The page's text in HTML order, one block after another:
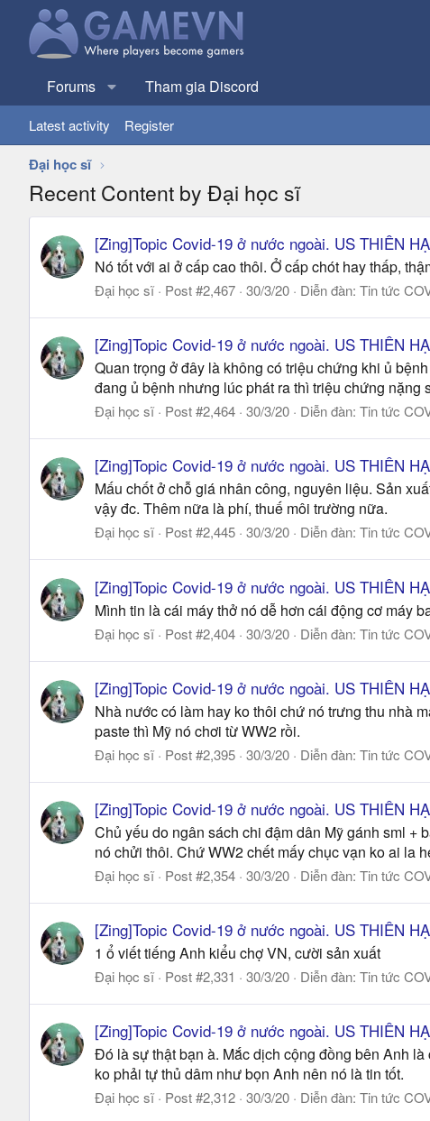
Forums Tham gia Discord
Latest activity Register
Đại học sĩ
Recent Content by Đại học sĩ
[Zing]Topic Covid-19 ở nước ngoài. US THIÊN
Nó tốt với ai ở cấp cao thôi. Ở cấp chót hay thấp,
Đại học sĩ Post #2,467 30/3/20 Diễn đàn: Tin tức
[Zing]Topic Covid-19 ở nước ngoài. US THIÊN
Quan trọng ở đây là không có triệu chứng khi ủ
đang ủ bệnh nhưng lúc phát ra thì triệu chứng
Đại học sĩ Post #2,464 30/3/20 Diễn đàn: Tin tức
[Zing]Topic Covid-19 ở nước ngoài. US THIÊN
Mấu chốt ở chỗ giá nhân công, nguyên liệu. Sản
vậy đc. Thêm nữa là phí, thuế môi trường nữa.
Đại học sĩ Post #2,445 30/3/20 Diễn đàn: Tin tức
[Zing]Topic Covid-19 ở nước ngoài. US THIÊN
Mình tin là cái máy thở nó dễ hơn cái động cơ máy
Đại học sĩ Post #2,404 30/3/20 Diễn đàn: Tin tức
[Zing]Topic Covid-19 ở nước ngoài. US THIÊN
Nhà nước có làm hay ko thôi chứ nó trưng thu nhà
paste thì Mỹ nó chơi từ WW2 rồi.
Đại học sĩ Post #2,395 30/3/20 Diễn đàn: Tin tức
[Zing]Topic Covid-19 ở nước ngoài. US THIÊN
Chủ yếu do ngân sách chi đậm dân Mỹ gánh sml +
nó chửi thôi. Chứ WW2 chết mấy chục vạn ko ai la
Đại học sĩ Post #2,354 30/3/20 Diễn đàn: Tin tức
[Zing]Topic Covid-19 ở nước ngoài. US THIÊN
1 ổ viết tiếng Anh kiểu chợ VN, cười sản xuất
Đại học sĩ Post #2,331 30/3/20 Diễn đàn: Tin tức
[Zing]Topic Covid-19 ở nước ngoài. US THIÊN
Đó là sự thật bạn à. Mắc dịch cộng đồng bên Anh
ko phải tự thủ dâm như bọn Anh nên nó là tin tốt.
Đại học sĩ Post #2,312 30/3/20 Diễn đàn: Tin tức